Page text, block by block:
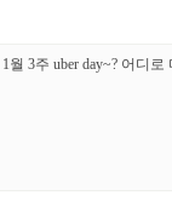
1월 3주 uber day~? 어디